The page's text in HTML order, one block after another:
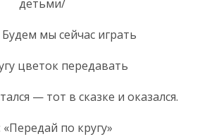
детьми/
мы сейчас играть
цветок передавать
— тот в сказке и оказался.
«Передай по кругу»